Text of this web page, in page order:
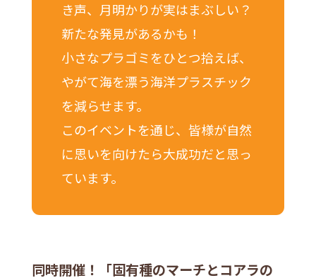
き声、月明かりが実はまぶしい？
新たな発見があるかも！
小さなプラゴミをひとつ拾えば、
やがて海を漂う海洋プラスチック
を減らせます。
このイベントを通じ、皆様が自然
に思いを向けたら大成功だと思っ
ています。
同時開催！「固有種のマーチとコアラの